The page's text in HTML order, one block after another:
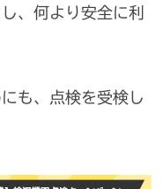
、何より安全に利
も、点検を受検し